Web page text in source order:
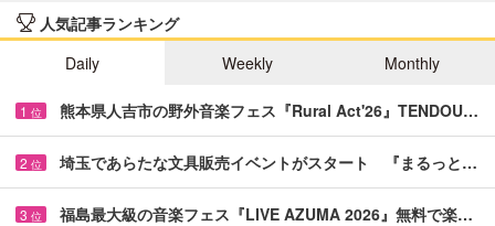
人気記事ランキング
Daily
Weekly Monthly
1 位 熊本県人吉市の野外音楽フェス『Rural Act'26』TENDOU…
2 位 埼玉であらたな文具販売イベントがスタート 『まるっと…
3 位 福島最大級の音楽フェス『LIVE AZUMA 2026』無料で楽…